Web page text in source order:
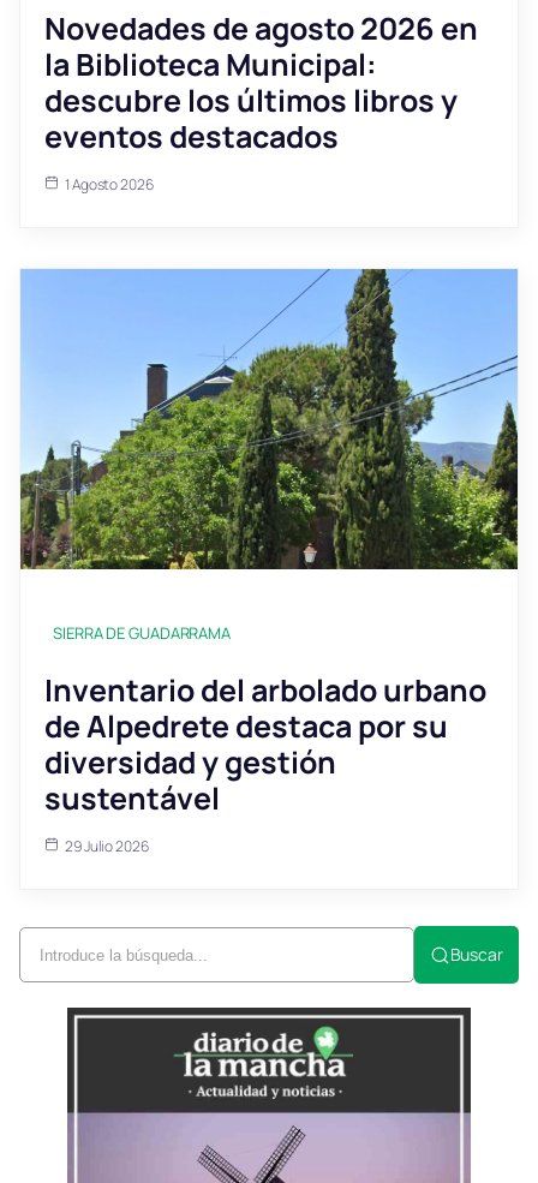
Novedades de agosto 2026 en
la Biblioteca Municipal:
descubre los últimos libros y
eventos destacados
1 Agosto 2026
SIERRA DE GUADARRAMA
Inventario del arbolado urbano
de Alpedrete destaca por su
diversidad y gestión
sustentável
29 Julio 2026
Buscar